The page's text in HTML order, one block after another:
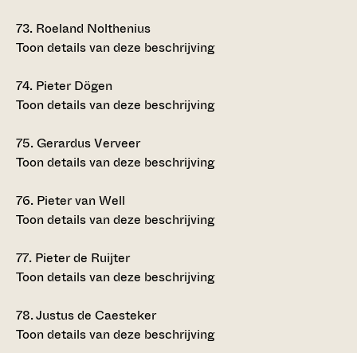
73. Roeland Nolthenius
Toon details van deze beschrijving
74. Pieter Dögen
Toon details van deze beschrijving
75.Gerardus Verveer
Toon details van deze beschrijving
76. Pieter van Well
Toon details van deze beschrijving
77. Pieter de Ruijter
Toon details van deze beschrijving
78.Justus de Caesteker
Toon details van deze beschrijving